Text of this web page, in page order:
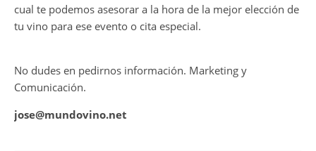
cual te podemos asesorar a la hora de la mejor elección de
tu vino para ese evento o cita especial.
No dudes en pedirnos información. Marketing y
Comunicación.
jose@mundovino.net